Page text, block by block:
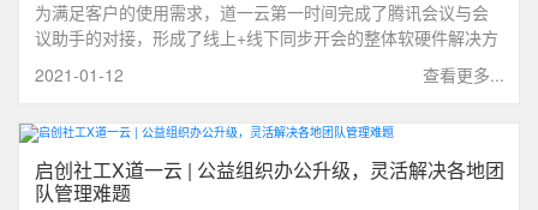
为满足客户的使用需求，道一云第一时间完成了腾讯会议与会
议助手的对接，形成了线上+线下同步开会的整体软硬件解决方
查看更多...
2021-01-12
启创社工X道一云 | 公益组织办公升级，灵活解决各地团
队管理难题